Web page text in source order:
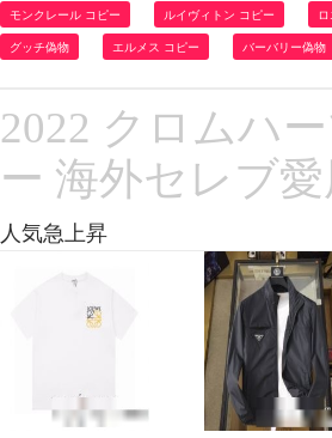
モンクレール コピー ルイヴィトン コピー
グッチ偽物 エルメス コピー バーバリー偽物
2022 クロムハ
ー 海外セレブ愛
人気急上昇